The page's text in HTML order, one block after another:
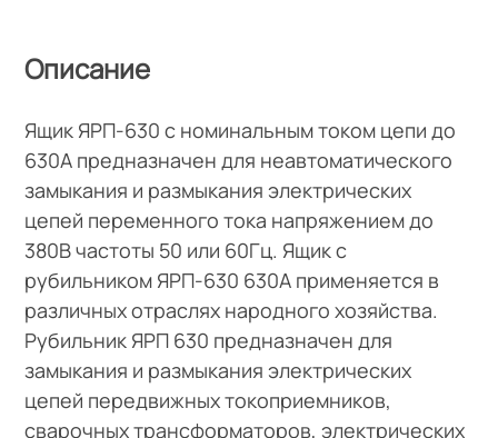
Описание
Ящик ЯРП-630 с номинальным током цепи до
630А предназначен для неавтоматического
замыкания и размыкания электрических
цепей переменного тока напряжением до
380В частоты 50 или 60Гц. Ящик с
рубильником ЯРП-630 630А применяется в
различных отраслях народного хозяйства.
Рубильник ЯРП 630 предназначен для
замыкания и размыкания электрических
цепей передвижных токоприемников,
сварочных трансформаторов, электрических